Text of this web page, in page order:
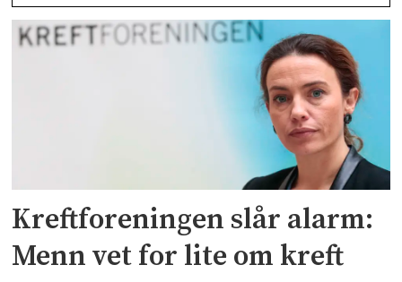
Kreftforeningen slår alarm:
Menn vet for lite om kreft